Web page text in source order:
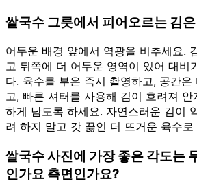
쌀국수 그릇에서 피어오르는 김
어두운 배경 앞에서 역광을 비추세요.
고 뒤쪽에 더 어두운 영역이 있어 대비
다. 육수를 부은 즉시 촬영하고, 공간
고, 빠른 셔터를 사용해 김이 흐려져 안
하게 남도록 하세요. 자연스러운 김이
려 하지 말고 갓 끓인 더 뜨거운 육수
쌀국수 사진에 가장 좋은 각도는
인가요 측면인가요?